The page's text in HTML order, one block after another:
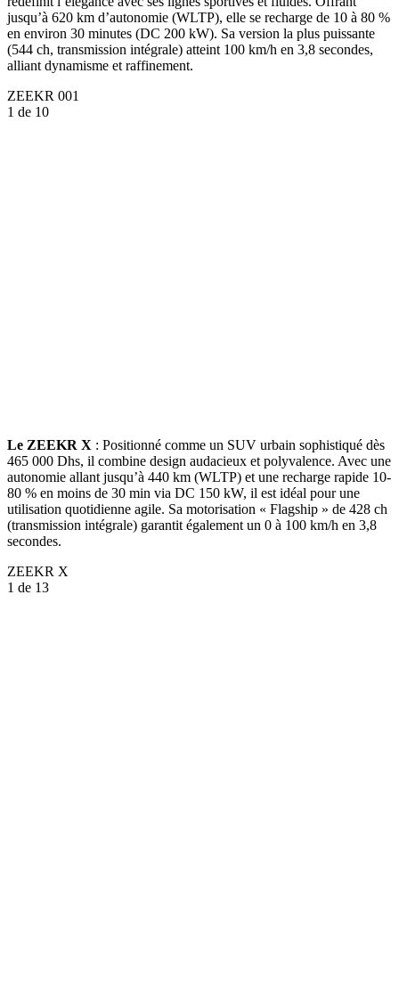
jusqu’à 620 km d’autonomie (WLTP), elle se recharge de 10 à 80 %
en environ 30 minutes (DC 200 kW). Sa version la plus puissante
(544 ch, transmission intégrale) atteint 100 km/h en 3,8 secondes,
alliant dynamisme et raffinement.
ZEEKR 001
1 de 10
Le ZEEKR X : Positionné comme un SUV urbain sophistiqué dès
465 000 Dhs, il combine design audacieux et polyvalence. Avec une
autonomie allant jusqu’à 440 km (WLTP) et une recharge rapide 10-
80 % en moins de 30 min via DC 150 kW, il est idéal pour une
utilisation quotidienne agile. Sa motorisation « Flagship » de 428 ch
(transmission intégrale) garantit également un 0 à 100 km/h en 3,8
secondes.
ZEEKR X
1 de 13